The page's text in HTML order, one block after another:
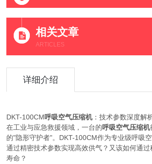
相关文章
ARTICLES
详细介绍
DKT-100CM呼吸空气压缩机：技术参数深度解
在工业与应急救援领域，一台的呼吸空气压缩机
的"隐形守护者"。DKT-100CM作为专业级呼吸
通过精密技术参数实现高效供气？又该如何通
寿命？